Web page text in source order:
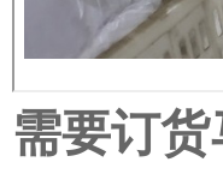
需要订